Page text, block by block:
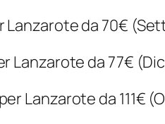
Lanzarote da 70€
Lanzarote da 77€
Lanzarote da 111€